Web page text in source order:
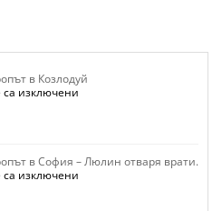
в Козлодуй
са изключени
Козлодуй
в София – Люлин отваря врати.
са изключени